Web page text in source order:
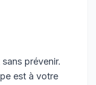
prévenir.
est à votre